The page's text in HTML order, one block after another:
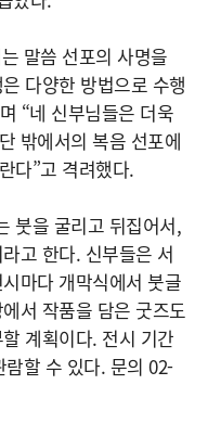
말씀 선포의 사명을
다양한 방법으로 수행
“네 신부님들은 더욱
밖에서의 복음 선포에
다”고 격려했다.
붓을 굴리고 뒤집어서,
고 한다. 신부들은 서
마다 개막식에서 붓글
서 작품을 담은 굿즈도
계획이다. 전시 기간
할 수 있다. 문의 02-